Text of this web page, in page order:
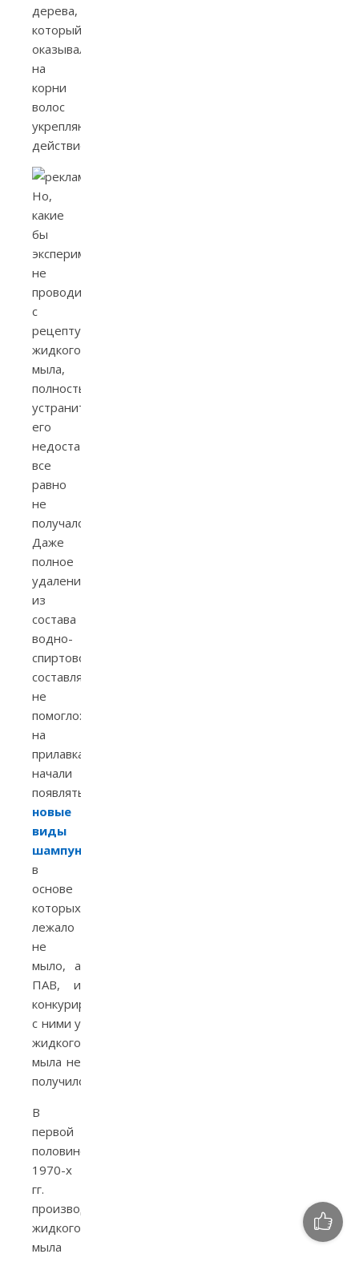
дерева,
который
оказывал
на
корни
волос
укрепляющее
действие.
Но,
какие
бы
эксперименты
не
проводили
с
рецептурой
жидкого
мыла,
полностью
устранить
его
недостатки
все
равно
не
получалось.
Даже
полное
удаление
из
состава
водно-
спиртовой
составляющей
не
помогло:
на
прилавках
начали
появляться
новые
виды
шампуней
в
основе
которых
лежало
не
мыло, а
ПАВ, и
конкурировать
с ними у
жидкого
мыла не
получилось.
В
первой
половине
1970-х
гг.
производство
жидкого
мыла